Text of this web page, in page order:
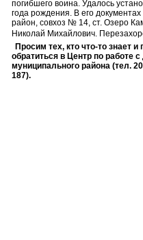
погибшего воина. Удалось
года рождения. В его
район, совхоз № 14, ст. Озеро
Николай Михайлович.
Просим тех, кто что-то знает
обратиться в Центр по работе
муниципального района (тел.
187).